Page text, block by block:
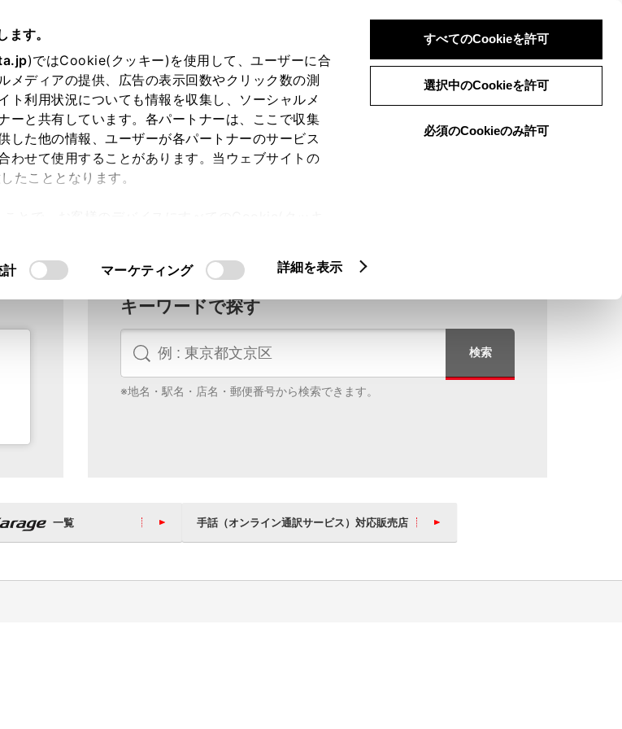
す。
)ではCookie(クッキー)を使用して、ユーザーに合
メディアの提供、広告の表示回数やクリック数の測
ト利用状況についても情報を収集し、ソーシャルメ
ーと共有しています。各パートナーは、ここで収集
した他の情報、ユーザーが各パートナーのサービス
わせて使用することがあります。当ウェブサイトの
たこととなります。
計 マーケティング 詳細を表示
すべてのCookieを許可
選択中のCookieを許可
必須のCookieのみ許可
ログイン 検索 メニュー
キーワードで探す
検索
地名・駅名・店名・郵便番号から検索できます。
GR GARAGE
一覧 手話（オンライン通訳サービス）対応販売店